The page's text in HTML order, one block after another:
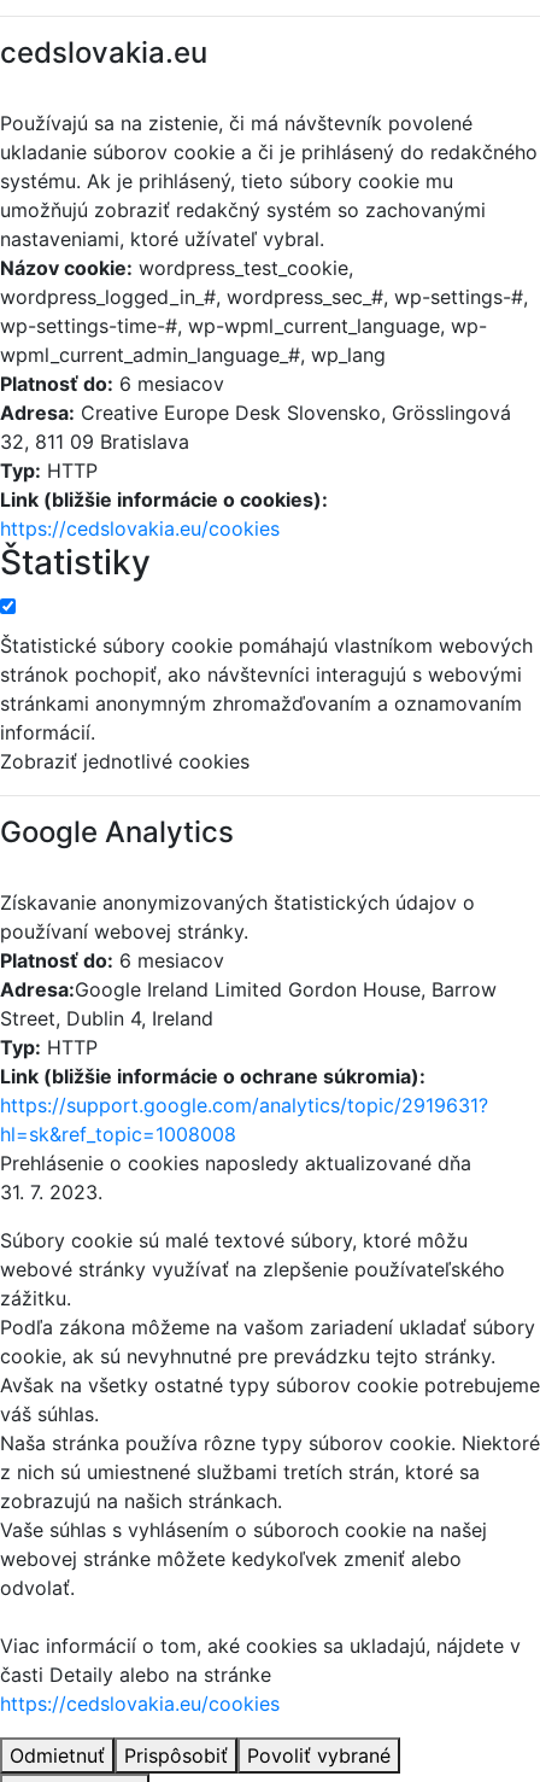
cedslovakia.eu
Používajú sa na zistenie, či má návštevník povolené
ukladanie súborov cookie a či je prihlásený do redakčného
systému. Ak je prihlásený, tieto súbory cookie mu
umožňujú zobraziť redakčný systém so zachovanými
nastaveniami, ktoré užívateľ vybral.
Názov cookie: wordpress_test_cookie,
wordpress_logged_in_#, wordpress_sec_#, wp-settings-#,
wp-settings-time-#, wp-wpml_current_language, wp-
wpml_current_admin_language_#, wp_lang
Platnosť do: 6 mesiacov
Adresa: Creative Europe Desk Slovensko, Grösslingová
32, 811 09 Bratislava
Typ: HTTP
Link (bližšie informácie o cookies):
https://cedslovakia.eu/cookies
Štatistiky
Štatistické súbory cookie pomáhajú vlastníkom webových
stránok pochopiť, ako návštevníci interagujú s webovými
stránkami anonymným zhromažďovaním a oznamovaním
informácií.
Zobraziť jednotlivé cookies
Google Analytics
Získavanie anonymizovaných štatistických údajov o
používaní webovej stránky.
Platnosť do: 6 mesiacov
Adresa:Google Ireland Limited Gordon House, Barrow
Street, Dublin 4, Ireland
Typ: HTTP
Link (bližšie informácie o ochrane súkromia):
https://support.google.com/analytics/topic/2919631?
hl=sk&ref_topic=1008008
Prehlásenie o cookies naposledy aktualizované dňa
31. 7. 2023.
Súbory cookie sú malé textové súbory, ktoré môžu
webové stránky využívať na zlepšenie používateľského
zážitku.
Podľa zákona môžeme na vašom zariadení ukladať súbory
cookie, ak sú nevyhnutné pre prevádzku tejto stránky.
Avšak na všetky ostatné typy súborov cookie potrebujeme
váš súhlas.
Naša stránka používa rôzne typy súborov cookie. Niektoré
z nich sú umiestnené službami tretích strán, ktoré sa
zobrazujú na našich stránkach.
Vaše súhlas s vyhlásením o súboroch cookie na našej
webovej stránke môžete kedykoľvek zmeniť alebo
odvolať.
Viac informácií o tom, aké cookies sa ukladajú, nájdete v
časti Detaily alebo na stránke
https://cedslovakia.eu/cookies
Odmietnuť Prispôsobiť
Povoliť vybrané